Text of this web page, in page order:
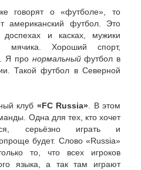
говорят о «футболе», то
американский футбол. Это
и касках, мужики
мячика. Хороший спорт,
Я про нормальныйфутбол в
Такой футбол в Северной
клуб «FC Russia» . В этом
Одна для тех, кто хочет
серьёзно играть и
будет. Слово «Russia»
то, что всех игроков
языка, а так там играют